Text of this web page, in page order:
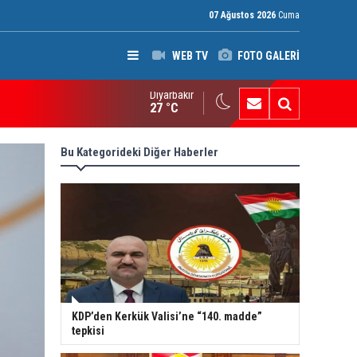
07 Ağustos 2026 Cuma
WEB TV FOTO GALERİ
Silah bırakmayan gruplara terör yasası uygulanacak
Diyarbakır
27 °C
Bu Kategorideki Diğer Haberler
KDP’den Kerkük Valisi’ne “140. madde”
tepkisi